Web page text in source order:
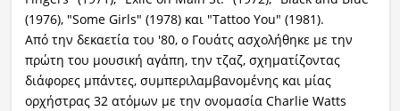
(1976), "Some Girls" (1978) και "Tattoo You" (1981).
Από την δεκαετία του '80, ο Γουάτς ασχολήθηκε με την
πρώτη του μουσική αγάπη, την τζαζ, σχηματίζοντας
διάφορες μπάντες, συμπεριλαμβανομένης και μίας
ορχήστρας 32 ατόμων με την ονομασία Charlie Watts